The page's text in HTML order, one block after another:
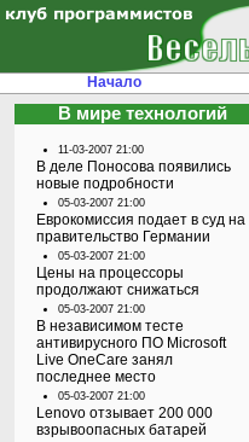
Начало
В мире технологий
11-03-2007 21:00
В деле Поносова появились
новые подробности
05-03-2007 21:00
Еврокомиссия подает в суд на
правительство Германии
05-03-2007 21:00
Цены на процессоры
продолжают снижаться
05-03-2007 21:00
В независимом тесте
антивирусного ПО Microsoft
Live OneCare занял
последнее место
05-03-2007 21:00
Lenovo отзывает 200 000
взрывоопасных батарей